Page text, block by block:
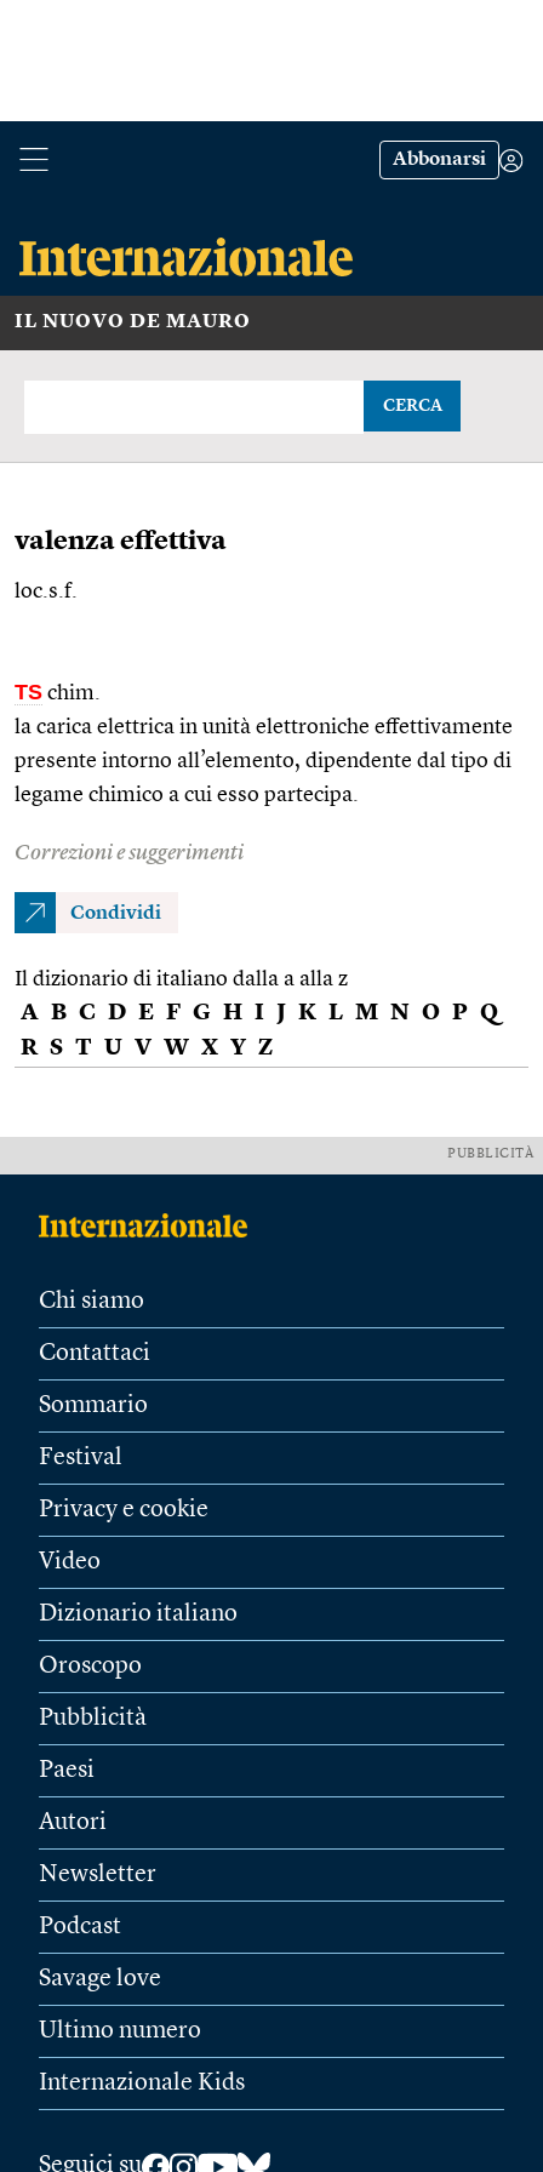
Abbonarsi
IL NUOVO DE MAURO
CERCA
valenza effettiva
loc.s.f.
TS chim.
la carica elettrica in unità elettroniche effettivamente
presente intorno all’elemento, dipendente dal tipo di
legame chimico a cui esso partecipa.
Correzioni e suggerimenti
Condividi
Il dizionario di italiano dalla a alla z
A B C D E F G H I J K L M N O P Q
R S T U V W X Y Z
PUBBLICITÀ
Chi siamo
Contattaci
Sommario
Festival
Privacy e cookie
Video
Dizionario italiano
Oroscopo
Pubblicità
Paesi
Autori
Newsletter
Podcast
Savage love
Ultimo numero
Internazionale Kids
Seguici su